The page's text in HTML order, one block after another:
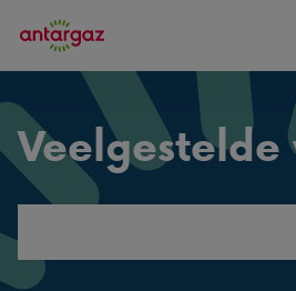
Veelgestelde
this
website